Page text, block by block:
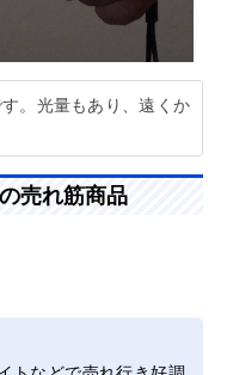
。光量もあり、遠くか
売れ筋商品